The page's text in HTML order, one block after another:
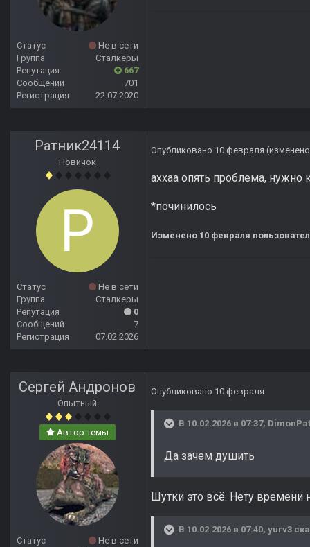
Статус
Не в сети
Группа
Сталкеры
Репутация
667
Сообщений
701
Регистрация
22.07.2020
Ратник24114
Новичок
Статус
Не в сети
Группа
Сталкеры
Репутация
0
Сообщений
7
Регистрация
07.02.2026
Опубликовано 10 февраля
аххаа опять проблема, нужно
*починилось
Изменено 10 февраля
Сергей Андронов
Опытный
Автор темы
Статус
Не в сети
Опубликовано 10 февраля
В 10.02.2026 в 07:37,
Да зачем душить
Шутки это всё. Нету времени
В 10.02.2026 в 07:40, yurv3